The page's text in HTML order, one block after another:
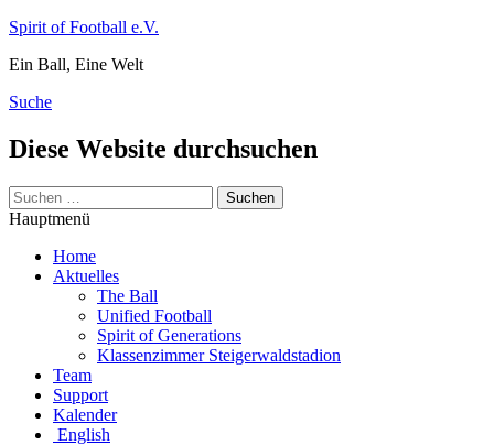
Zum
springen
Spirit of Football e.V.
Ein Ball, Eine Welt
Suche
Diese Website durchsuchen
Suchen
nach:
Hauptmenü
Home
Aktuelles
The Ball
Unified Football
Spirit of Generations
Klassenzimmer Steigerwaldstadion
Team
Support
Kalender
English